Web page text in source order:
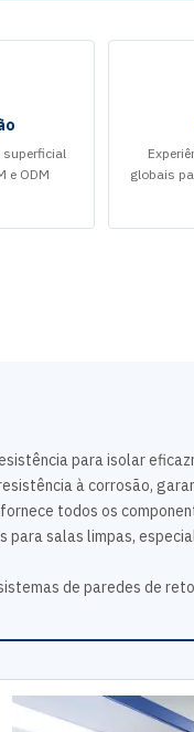
superficial
e ODM
globais
para isolar
à corrosão,
todos os
para salas limpas,
de paredes de